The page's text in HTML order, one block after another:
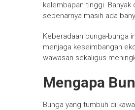
kelembapan tinggi.
sebenarnya masih ada
Keberadaan bunga-bunga
menjaga keseimbangan
wawasan sekaligus
Mengapa
Bunga yang tumbuh di